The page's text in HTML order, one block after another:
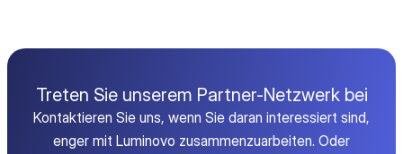
Treten Sie unserem Partner-Netzwerk bei
Kontaktieren Sie uns, wenn Sie daran interessiert sind,
enger mit Luminovo zusammenzuarbeiten. Oder